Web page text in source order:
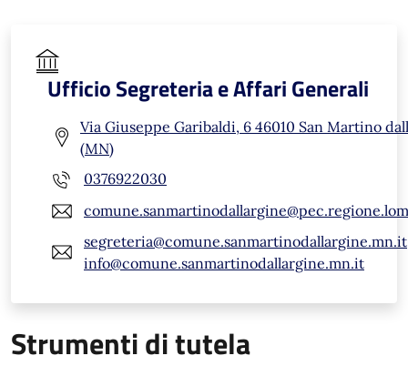
Ufficio Segreteria e Affari Generali
Via Giuseppe Garibaldi, 6 46010 San Martino
(MN)
0376922030
segreteria@comune.sanmartinodallargine.mn.it
info@comune.sanmartinodallargine.mn.it
Strumenti di tutela